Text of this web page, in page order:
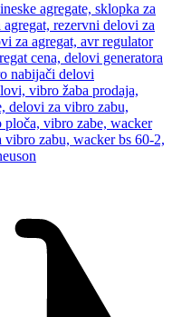
nabijači delovi